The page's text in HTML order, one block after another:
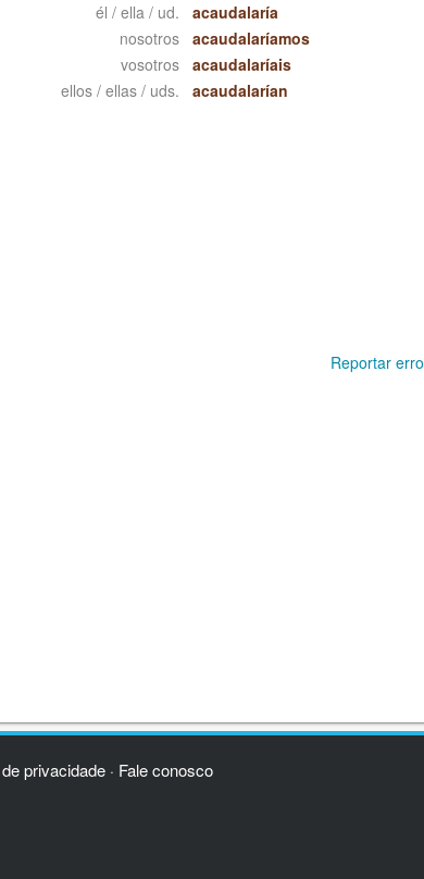
él / ella / ud.
acaudalaría
nosotros
acaudalaríamos
vosotros
acaudalaríais
ellos / ellas / uds.
acaudalarían
Reportar erro
privacidade· Fale conosco